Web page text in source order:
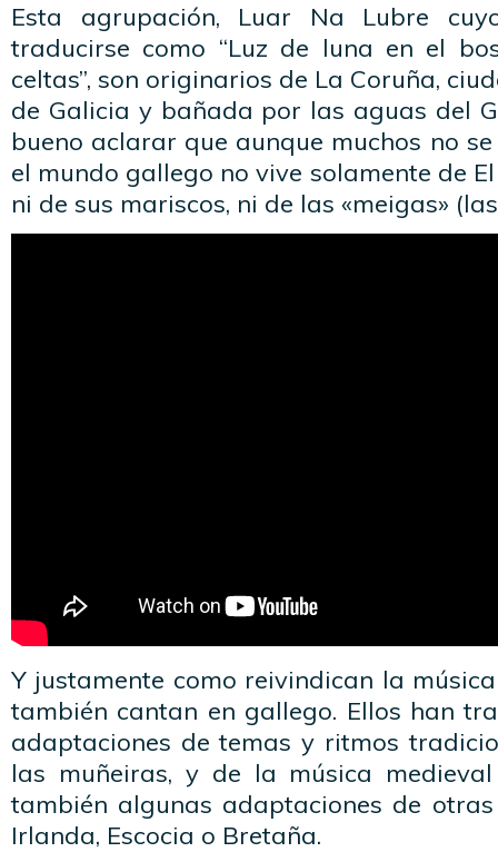
Esta agrupación, Luar Na Lubre
traducirse como “Luz de luna en el
celtas”, son originarios de La Coruña,
de Galicia y bañada por las aguas del
bueno aclarar que aunque muchos no
el mundo gallego no vive solamente de
ni de sus mariscos, ni de las «meigas»
Y justamente como reivindican la
también cantan en gallego. Ellos han
adaptaciones de temas y ritmos
las muñeiras, y de la música
también algunas adaptaciones de
Irlanda, Escocia o Bretaña.